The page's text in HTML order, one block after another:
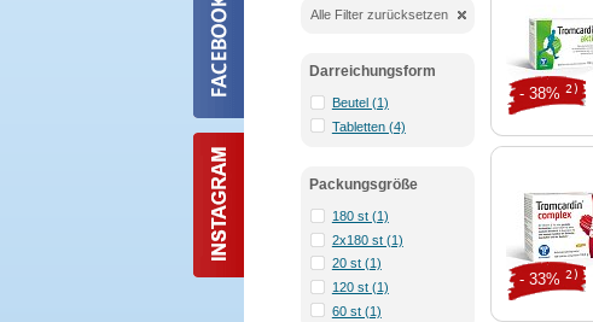
Alle Filter zurücksetzen
Darreichungsform
Beutel (1)
Tabletten (4)
Packungsgröße
180 st (1)
2x180 st (1)
20 st (1)
120 st (1)
60 st (1)
- 38% 2)
- 33% 2)